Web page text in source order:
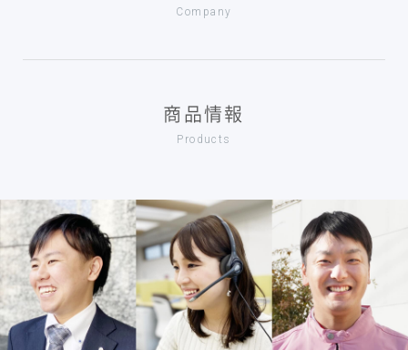
Company
商品情報
Products